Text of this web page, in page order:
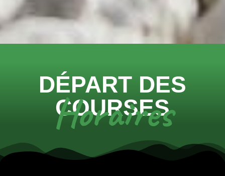
DÉPART DES
COURSES
Horaires